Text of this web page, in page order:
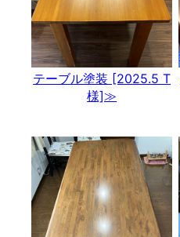
テーブル塗装 [2025.5 T
様]≫